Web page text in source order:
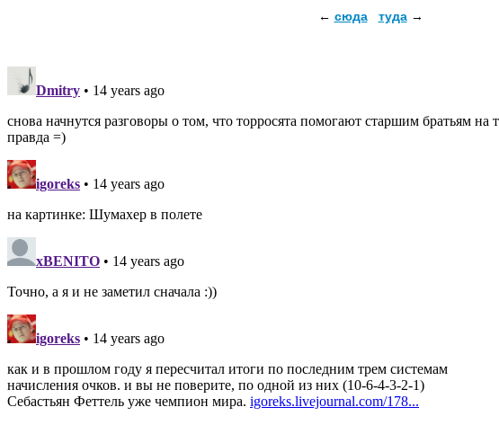
← сюда туда→